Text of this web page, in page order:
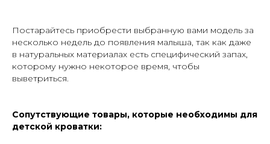
Постарайтесь приобрести выбранную вами модель за
несколько недель до появления малыша, так как даже
в натуральных материалах есть специфический запах,
которому нужно некоторое время, чтобы
выветриться.
Сопутствующие товары, которые необходимы для
детской кроватки: